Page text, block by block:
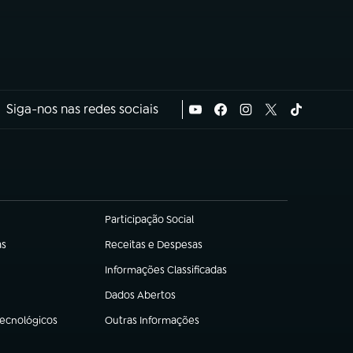
Siga-nos nas redes sociais
Participação Social
(abre em nova aba)
Receitas e Despesas
(abre em nova aba)
Informações Classificadas
(abre em nova aba)
Dados Abertos
(abre em nova aba)
Outras Informações
(abre em nova aba)